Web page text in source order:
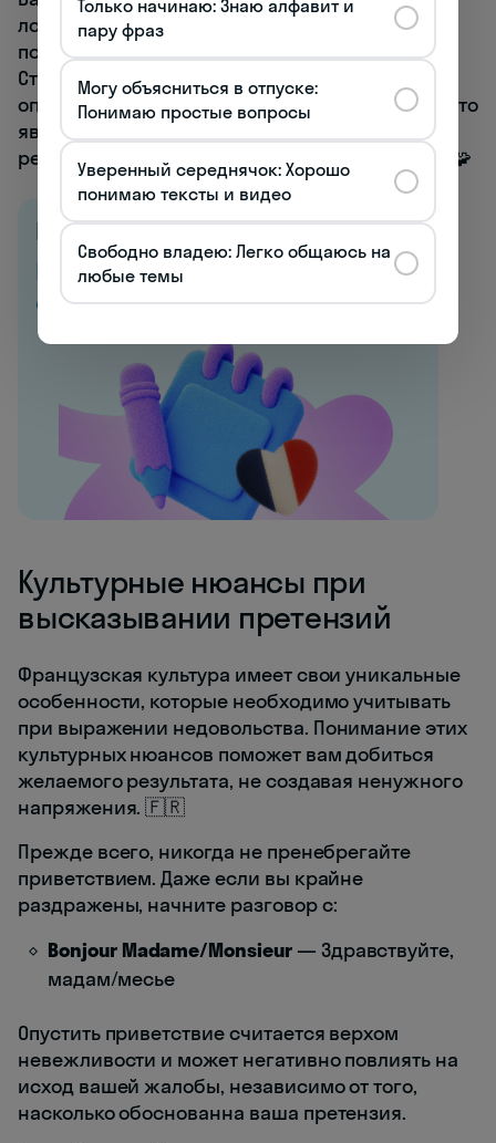
логическую аргументацию и
последовательность изложения.
Структурируйте свою жалобу четко: сначала
опишите проблему, затем объясните, почему это
является проблемой, и, наконец, предложите
решение или укажите ожидаемый результат. 🧩
Все курсы французского
Начните говорить
с первого урока →
Культурные нюансы при
высказывании претензий
Французская культура имеет свои уникальные
особенности, которые необходимо учитывать
при выражении недовольства. Понимание этих
культурных нюансов поможет вам добиться
желаемого результата, не создавая ненужного
напряжения. 🇫🇷
Прежде всего, никогда не пренебрегайте
приветствием. Даже если вы крайне
раздражены, начните разговор с:
Bonjour Madame/Monsieur— Здравствуйте,
мадам/месье
Опустить приветствие считается верхом
невежливости и может негативно повлиять на
исход вашей жалобы, независимо от того,
насколько обоснованна ваша претензия.
Только начинаю: Знаю алфавит и
пару фраз
Могу объясниться в отпуске:
Понимаю простые вопросы
Уверенный середнячок: Хорошо
понимаю тексты и видео
Свободно владею: Легко общаюсь на
любые темы